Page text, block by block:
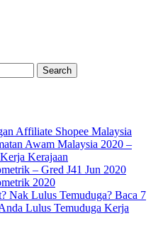
Affiliate Shopee Malaysia
Awam Malaysia 2020 –
Kerajaan
– Gred J41 Jun 2020
2020
Nak Lulus Temuduga? Baca 7
Lulus Temuduga Kerja